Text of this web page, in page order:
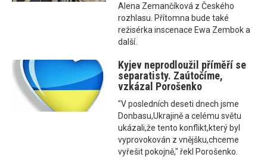
Alena Zemančíková z Českého
rozhlasu. Přítomna bude také
režisérka inscenace Ewa Zembok a
další.
Kyjev neprodloužil příměří se
separatisty. Zaútočíme,
vzkázal Porošenko
"V posledních deseti dnech jsme
Donbasu,Ukrajině a celému světu
ukázali,že tento konflikt,který byl
vyprovokován z vnějšku,chceme
vyřešit pokojně," řekl Porošenko.